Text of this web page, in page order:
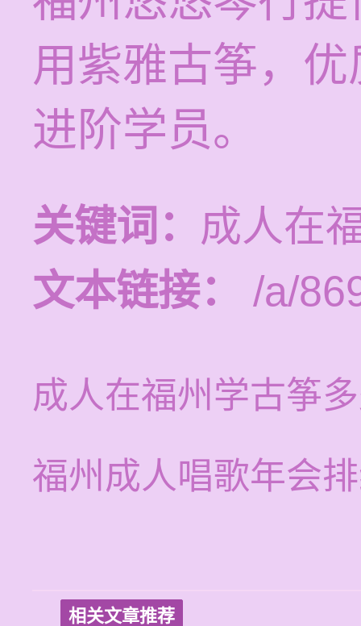
用紫雅古筝，
进阶学员。
关键词： 成人在
文本链接：
/a/
成人在福州学古筝
福州成人唱歌年会
相关文章推荐